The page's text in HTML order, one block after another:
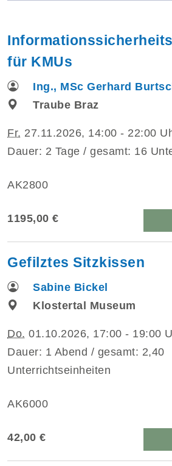
für KMUs
Ing., MSc Gerhard
Traube Braz
Fr. 27.11.2026, 14:00 - 22:00
Dauer: 2 Tage / gesamt: 16
AK2800
1195,00 €
Gefilztes Sitzkissen
Sabine Bickel
Klostertal Museum
Do. 01.10.2026, 17:00 - 19:00
Dauer: 1 Abend / gesamt: 2,40
Unterrichtseinheiten
AK6000
42,00 €